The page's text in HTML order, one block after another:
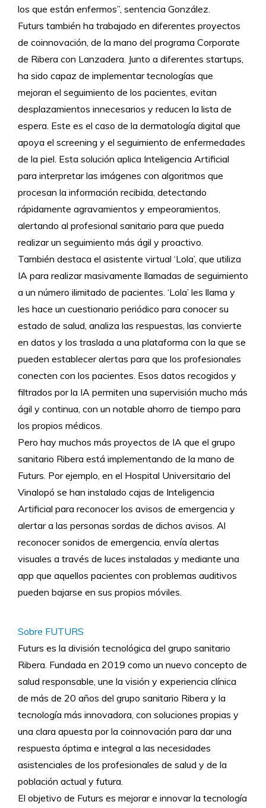
los que están enfermos”, sentencia González.
Futurs también ha trabajado en diferentes proyectos
de coinnovación, de la mano del programa Corporate
de Ribera con Lanzadera. Junto a diferentes startups,
ha sido capaz de implementar tecnologías que
mejoran el seguimiento de los pacientes, evitan
desplazamientos innecesarios y reducen la lista de
espera. Este es el caso de la dermatología digital que
apoya el screening y el seguimiento de enfermedades
de la piel. Esta solución aplica Inteligencia Artificial
para interpretar las imágenes con algoritmos que
procesan la información recibida, detectando
rápidamente agravamientos y empeoramientos,
alertando al profesional sanitario para que pueda
realizar un seguimiento más ágil y proactivo.
También destaca el asistente virtual ‘Lola’, que utiliza
IA para realizar masivamente llamadas de seguimiento
a un número ilimitado de pacientes. ‘Lola’ les llama y
les hace un cuestionario periódico para conocer su
estado de salud, analiza las respuestas, las convierte
en datos y los traslada a una plataforma con la que se
pueden establecer alertas para que los profesionales
conecten con los pacientes. Esos datos recogidos y
filtrados por la IA permiten una supervisión mucho más
ágil y continua, con un notable ahorro de tiempo para
los propios médicos.
Pero hay muchos más proyectos de IA que el grupo
sanitario Ribera está implementando de la mano de
Futurs. Por ejemplo, en el Hospital Universitario del
Vinalopó se han instalado cajas de Inteligencia
Artificial para reconocer los avisos de emergencia y
alertar a las personas sordas de dichos avisos. Al
reconocer sonidos de emergencia, envía alertas
visuales a través de luces instaladas y mediante una
app que aquellos pacientes con problemas auditivos
pueden bajarse en sus propios móviles.
Sobre FUTURS
Futurs es la división tecnológica del grupo sanitario
Ribera. Fundada en 2019 como un nuevo concepto de
salud responsable, une la visión y experiencia clínica
de más de 20 años del grupo sanitario Ribera y la
tecnología más innovadora, con soluciones propias y
una clara apuesta por la coinnovación para dar una
respuesta óptima e integral a las necesidades
asistenciales de los profesionales de salud y de la
población actual y futura.
El objetivo de Futurs es mejorar e innovar la tecnología